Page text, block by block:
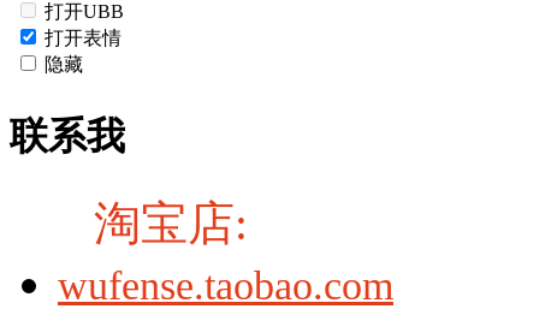
打开UBB
打开表情
隐藏
联系我
淘宝店:
wufense.taobao.com